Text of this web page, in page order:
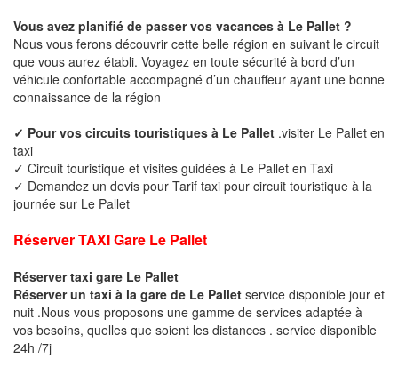
Vous avez planifié de passer vos vacances à Le Pallet ?
Nous vous ferons découvrir cette belle région en suivant le circuit
que vous aurez établi. Voyagez en toute sécurité à bord d’un
véhicule confortable accompagné d’un chauffeur ayant une bonne
connaissance de la région
✓ Pour vos circuits touristiques à Le Pallet .visiter Le Pallet en
taxi
✓ Circuit touristique et visites guidées à Le Pallet en Taxi
✓ Demandez un devis pour Tarif taxi pour circuit touristique à la
journée sur Le Pallet
Réserver TAXI Gare Le Pallet
Réserver taxi gare Le Pallet
Réserver un taxi à la gare de Le Pallet service disponible jour et
nuit .Nous vous proposons une gamme de services adaptée à
vos besoins, quelles que soient les distances . service disponible
24h /7j